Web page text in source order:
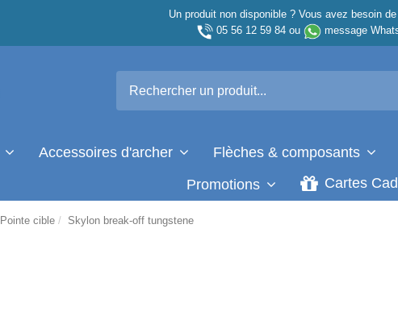
Un produit non disponible ? Vous avez besoin
05 56 12 59 84ou message
Accessoires d'archer Flèches & composants
Promotions Cartes
Pointe cible Skylon break-off tungstene